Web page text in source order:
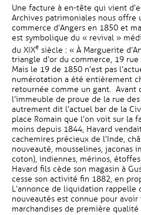
Une facture à en-tête qui vient
Archives patrimoniales nous offre
commerce d’Angers en 1850 et
est symbolique du « revival »
du XIXe siècle : « À Marguerite
triangle d’or du commerce, 19
Mais le 19 de 1850 n’est pas
numérotation a été entièrement
retournée comme un gant. Avant
l’immeuble de proue de la rue
autrement dit l’actuel bar de la
place Romain que l’on voit sur la
moins depuis 1844, Havard
cachemires précieux de l’Inde,
nouveauté, mousselines, jaconas
coton), indiennes, mérinos,
Havard fils cède son magasin à
cesse son activité fin 1882, en
L’annonce de liquidation rappelle
nouveautés est connue pour
marchandises de première qualité